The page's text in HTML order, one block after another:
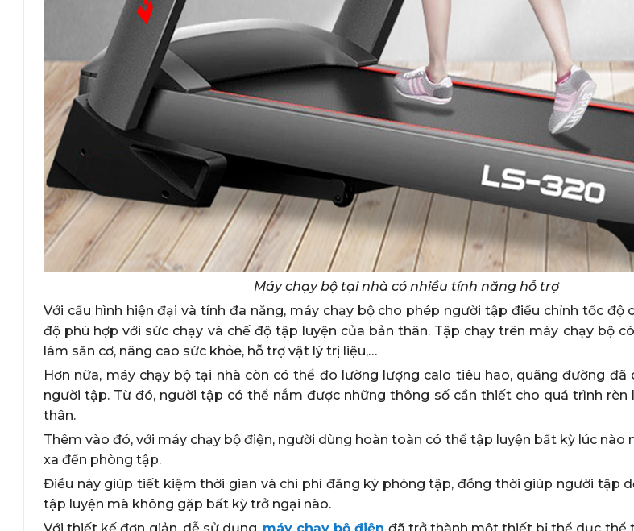
Máy chạy bộ tại nhà có nhiều tính năng hỗ trợ
Với cấu hình hiện đại và tính đa năng, máy chạy bộ cho phép người tập điều chỉnh tốc độ
độ phù hợp với sức chạy và chế độ tập luyện của bản thân. Tập chạy trên máy chạy bộ
làm săn cơ, nâng cao sức khỏe, hỗ trợ vật lý trị liệu,…
Hơn nữa, máy chạy bộ tại nhà còn có thể đo lường lượng calo tiêu hao, quãng đường đã
người tập. Từ đó, người tập có thể nắm được những thông số cần thiết cho quá trình rèn
thân.
Thêm vào đó, với máy chạy bộ điện, người dùng hoàn toàn có thể tập luyện bất kỳ lúc nào
xa đến phòng tập.
Điều này giúp tiết kiệm thời gian và chi phí đăng ký phòng tập, đồng thời giúp người tập
tập luyện mà không gặp bất kỳ trở ngại nào.